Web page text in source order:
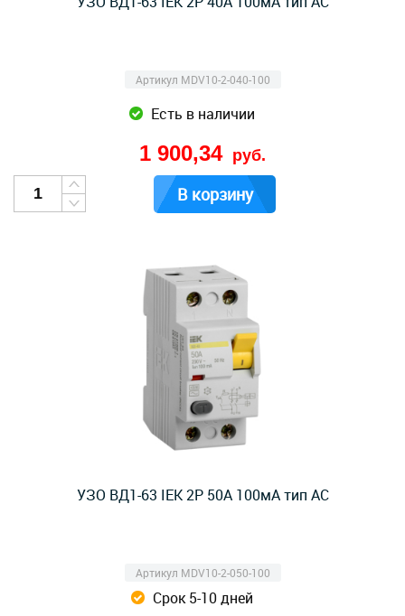
Артикул MDV10-2-040-100
Есть в наличии
1 900,34 руб.
В корзину
УЗО ВД1-63 IEK 2Р 50А 100мА тип AC
Артикул MDV10-2-050-100
Срок 5-10 дней